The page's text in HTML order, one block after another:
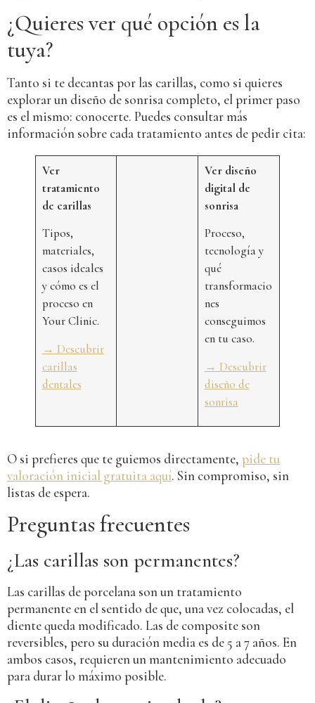
¿Quieres ver qué opción es la
tuya?
Tanto si te decantas por las carillas, como si quieres
explorar un diseño de sonrisa completo, el primer paso
es el mismo: conocerte. Puedes consultar más
información sobre cada tratamiento antes de pedir cita:
Ver
tratamiento
de carillas
Tipos,
materiales,
casos ideales
y cómo es el
proceso en
Your Clinic.
→ Descubrir
carillas
dentales
Ver diseño
digital de
sonrisa
Proceso,
tecnología y
qué
transformacio
nes
conseguimos
en tu caso.
→ Descubrir
diseño de
sonrisa
O si prefieres que te guiemos directamente, pide tu
valoración inicial gratuita aquí. Sin compromiso, sin
listas de espera.
Preguntas frecuentes
¿Las carillas son permanentes?
Las carillas de porcelana son un tratamiento
permanente en el sentido de que, una vez colocadas, el
diente queda modificado. Las de composite son
reversibles, pero su duración media es de 5 a 7 años. En
ambos casos, requieren un mantenimiento adecuado
para durar lo máximo posible.